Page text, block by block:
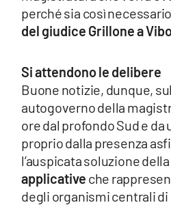
perché sia così
del giudice Grillone a
Si attendono le delibere
Buone notizie, dunque,
autogoverno della
ore dal profondo Sud e da
proprio dalla presenza
l’auspicata soluzione
applicative che
degli organismi centrali